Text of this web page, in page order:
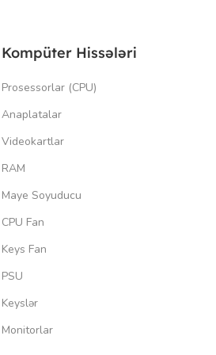
Kompüter Hissələri
Prosessorlar (CPU)
Anaplatalar
Videokartlar
RAM
Maye Soyuducu
CPU Fan
Keys Fan
PSU
Keyslər
Monitorlar